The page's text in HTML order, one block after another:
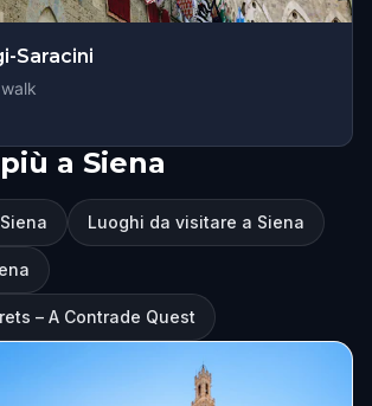
Saracini
a Siena
Luoghi da visitare a Siena
– A Contrade Quest